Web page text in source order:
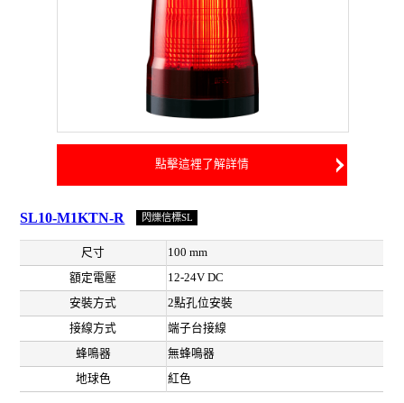
點擊這裡了解詳情
SL10-M1KTN-R 閃爍信標SL
尺寸
100 mm
額定電壓
12-24V DC
安裝方式
2點孔位安裝
接線方式
端子台接線
蜂鳴器
無蜂鳴器
地球色
紅色